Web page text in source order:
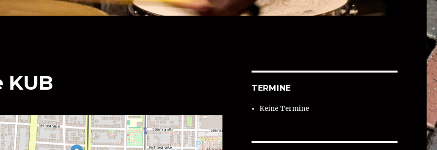
KUB TERMINE
Keine Termine